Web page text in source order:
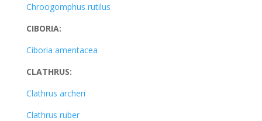
Chroogomphus rutilus
CIBORIA:
Ciboria amentacea
CLATHRUS:
Clathrus archeri
Clathrus ruber